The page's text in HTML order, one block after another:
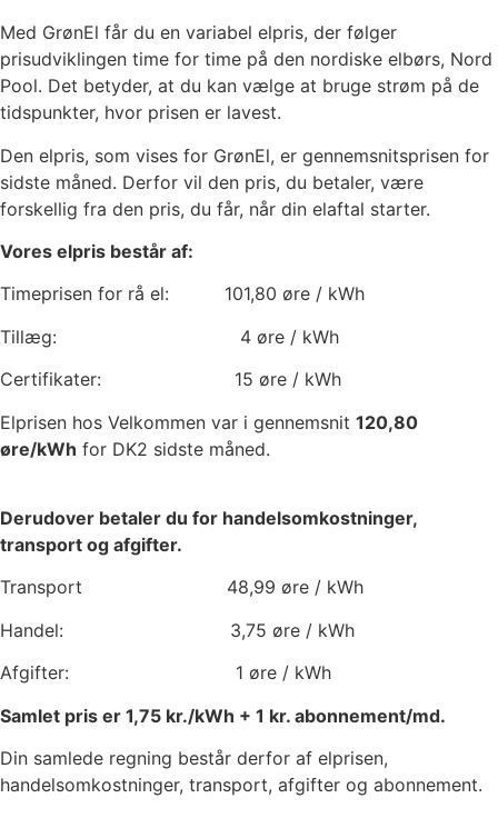
Med GrønEl får du en variabel elpris, der følger
prisudviklingen time for time på den nordiske elbørs, Nord
Pool. Det betyder, at du kan vælge at bruge strøm på de
tidspunkter, hvor prisen er lavest.
Den elpris, som vises for GrønEl, er gennemsnitsprisen for
sidste måned. Derfor vil den pris, du betaler, være
forskellig fra den pris, du får, når din elaftal starter.
Vores elpris består af:
Timeprisen for rå el: 101,80 øre / kWh
Tillæg: 4 øre / kWh
Certifikater: 15 øre / kWh
Elprisen hos Velkommen var i gennemsnit 120,80
øre/kWh for DK2 sidste måned.
Derudover betaler du for handelsomkostninger,
transport og afgifter.
Transport 48,99 øre / kWh
Handel: 3,75 øre / kWh
Afgifter: 1 øre / kWh
Samlet pris er 1,75 kr./kWh + 1 kr. abonnement/md.
Din samlede regning består derfor af elprisen,
handelsomkostninger, transport, afgifter og abonnement.